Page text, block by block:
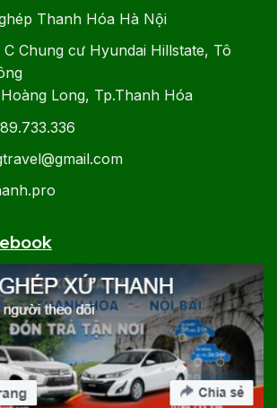
Thanh Hóa Hà Nội
C Chung cư Hyundai Hillstate, Tô
Long, Tp.Thanh Hóa